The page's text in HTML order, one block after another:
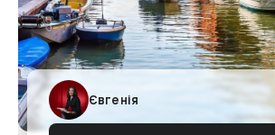
Євгенія